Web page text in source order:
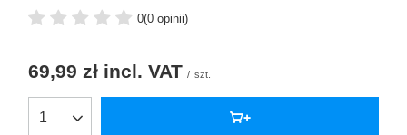
0(0 opinii)
69,99 zł incl. VAT / szt.